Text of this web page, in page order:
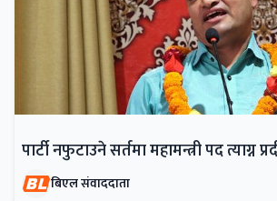
पार्टी नफुटाउने सर्तमा महामन्त्री पद त्याग्न
बिएल संवाददाता